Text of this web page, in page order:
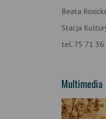
Beata
Stacja
tel. 75 71 36
Multimedia